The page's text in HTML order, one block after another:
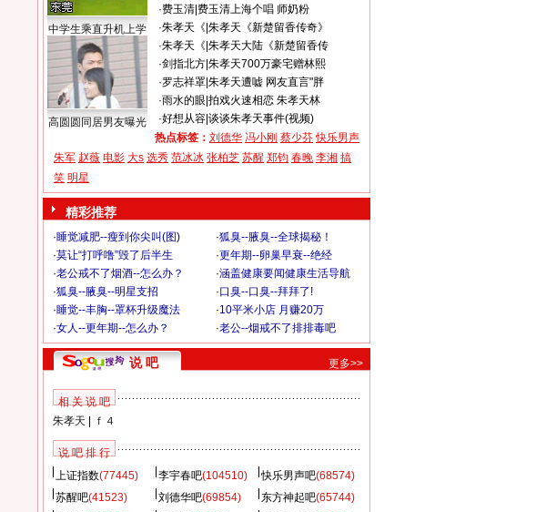
中学生乘直升机上学
高圆圆同居男友曝光
·费玉清| 费玉清上海个唱 师奶粉
·朱孝天《 朱孝天《新楚留香传奇》
·朱孝天《 朱孝天大陆《新楚留香传
·剑指北方| 朱孝天700万豪宅赠林熙
·罗志祥罩| 朱孝天遭嘘 网友直言"胖
·雨水的眼 拍戏火速相恋 朱孝天林
·好想从容| 谈谈朱孝天事件(视频)
热点标签： 刘德华 冯小刚 蔡少芬 快乐男声
朱军 赵薇 电影 大s 选秀 范冰冰 张柏芝 苏醒 郑钧 春晚 李湘 搞
笑 明星
精彩推荐
·睡觉减肥--瘦到你尖叫(图) ·狐臭--腋臭--全球揭秘！
·莫让“打呼噜”毁了后半生 ·更年期--卵巢早衰--绝经
·老公戒不了烟酒--怎么办？ ·涵盖健康要闻健康生活导航
·狐臭--腋臭--明星支招 ·口臭--口臭--拜拜了!
·睡觉--丰胸--罩杯升级魔法 ·10平米小店 月赚20万
·女人--更年期--怎么办？ ·老公--烟戒不了排排毒吧
说 吧 更多>>
相 关 说 吧
朱孝天
ｆ４
说 吧 排 行
上证指数(77445) 李宇春吧(104510) 快乐男声吧(68574)
苏醒吧(41523) 刘德华吧(69854) 东方神起吧(65744)